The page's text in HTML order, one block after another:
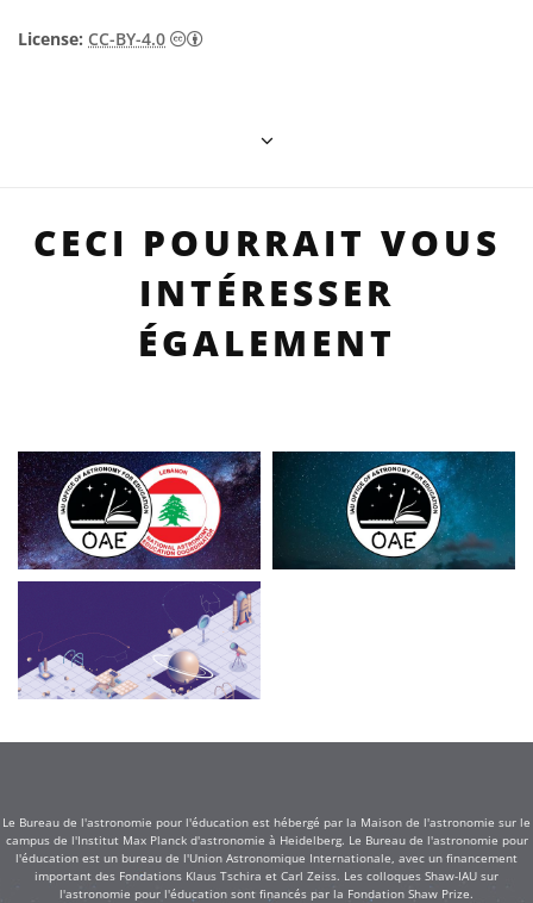
License: CC-BY-4.0 Creative Commons (CC) Attribution 4.0
CECI POURRAIT VOUS
INTÉRESSER
ÉGALEMENT
Le Bureau de l'astronomie pour l'éducation est hébergé par la Maison de l'astronomie sur le
campus de l'Institut Max Planck d'astronomie à Heidelberg. Le Bureau de l'astronomie pour
l'éducation est un bureau de l'Union Astronomique Internationale, avec un financement
important des Fondations Klaus Tschira et Carl Zeiss. Les colloques Shaw-IAU sur
l'astronomie pour l'éducation sont financés par la Fondation Shaw Prize.